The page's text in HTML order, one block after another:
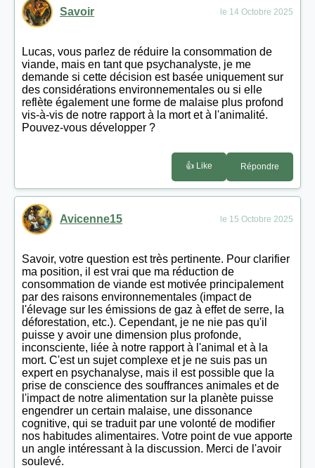
Savoir le 14 Octobre 2025
Lucas, vous parlez de réduire la consommation de
viande, mais en tant que psychanalyste, je me
demande si cette décision est basée uniquement sur
des considérations environnementales ou si elle
reflète également une forme de malaise plus profond
vis-à-vis de notre rapport à la mort et à l'animalité.
Pouvez-vous développer ?
👍 Like Répondre
Avicenne15 le 15 Octobre 2025
Savoir, votre question est très pertinente. Pour clarifier
ma position, il est vrai que ma réduction de
consommation de viande est motivée principalement
par des raisons environnementales (impact de
l'élevage sur les émissions de gaz à effet de serre, la
déforestation, etc.). Cependant, je ne nie pas qu'il
puisse y avoir une dimension plus profonde,
inconsciente, liée à notre rapport à l'animal et à la
mort. C'est un sujet complexe et je ne suis pas un
expert en psychanalyse, mais il est possible que la
prise de conscience des souffrances animales et de
l'impact de notre alimentation sur la planète puisse
engendrer un certain malaise, une dissonance
cognitive, qui se traduit par une volonté de modifier
nos habitudes alimentaires. Votre point de vue apporte
un angle intéressant à la discussion. Merci de l'avoir
soulevé.